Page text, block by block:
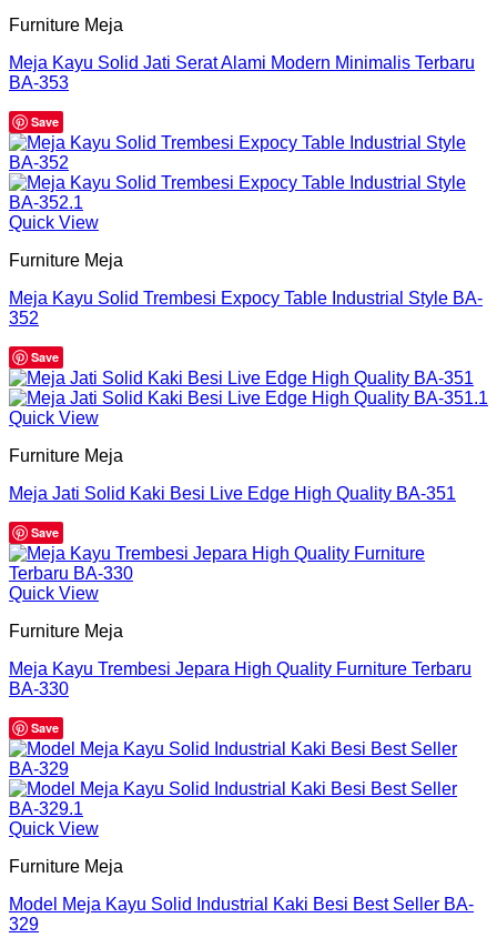
Furniture Meja
Meja Kayu Solid Jati Serat Alami Modern Minimalis Terbaru
BA-353
Save
Quick View
Furniture Meja
Meja Kayu Solid Trembesi Expocy Table Industrial Style BA-
352
Save
Quick View
Furniture Meja
Meja Jati Solid Kaki Besi Live Edge High Quality BA-351
Save
Quick View
Furniture Meja
Meja Kayu Trembesi Jepara High Quality Furniture Terbaru
BA-330
Save
Quick View
Furniture Meja
Model Meja Kayu Solid Industrial Kaki Besi Best Seller BA-
329